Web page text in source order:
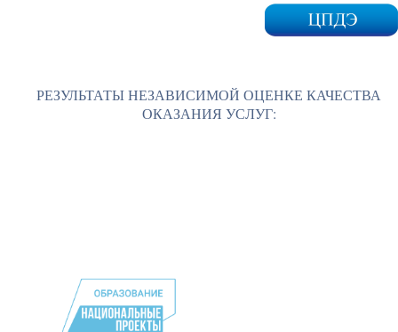
РЕЗУЛЬТАТЫ НЕЗАВИСИМОЙ ОЦЕНКЕ КАЧЕСТВА
ОКАЗАНИЯ УСЛУГ: